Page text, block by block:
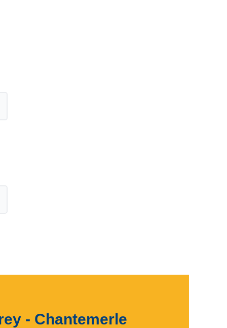
- Chantemerle